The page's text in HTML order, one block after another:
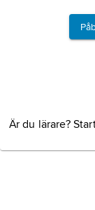
Är du lärare?